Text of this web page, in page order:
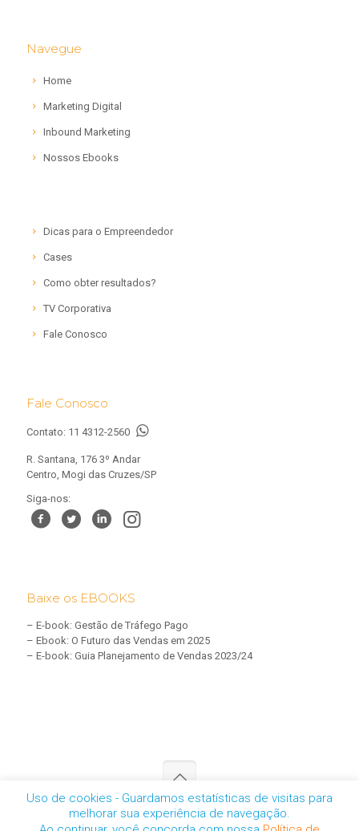
Navegue
Home
Marketing Digital
Inbound Marketing
Nossos Ebooks
Dicas para o Empreendedor
Cases
Como obter resultados?
TV Corporativa
Fale Conosco
Fale Conosco
Contato: 11 4312-2560
R. Santana, 176 3º Andar
Centro, Mogi das Cruzes/SP
Siga-nos:
Baixe os EBOOKS
– E-book: Gestão de Tráfego Pago
– Ebook: O Futuro das Vendas em 2025
– E-book: Guia Planejamento de Vendas 2023/24
CNPJ: 05.457.461/0001-01 | © 2025 - Todos os direitos reservados
Uso de cookies - Guardamos estatísticas de visitas para
melhorar sua experiência de navegação.